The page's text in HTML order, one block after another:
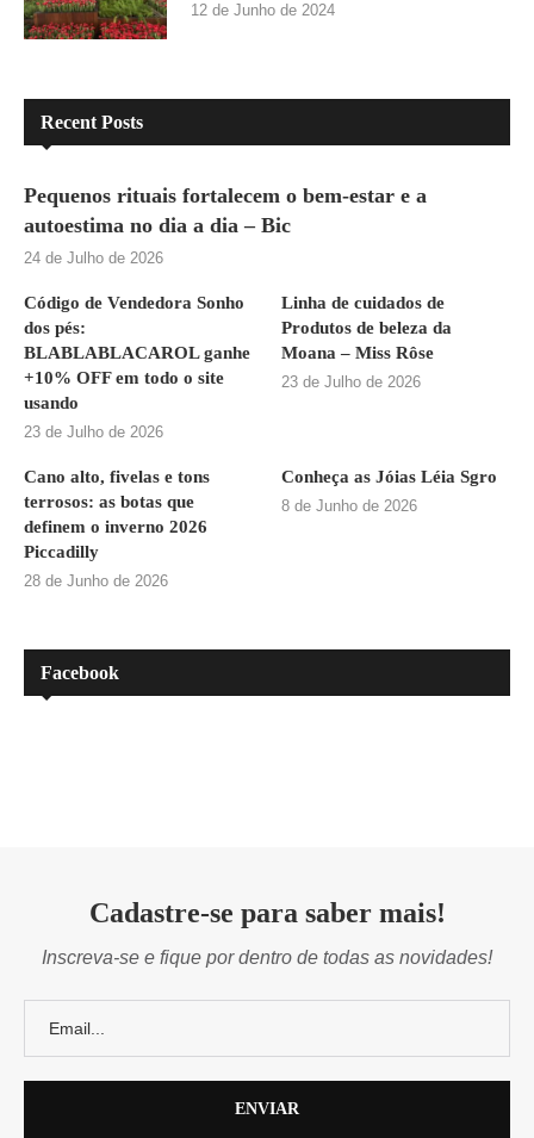
12 de Junho de 2024
Recent Posts
Pequenos rituais fortalecem o bem-estar e a
autoestima no dia a dia – Bic
24 de Julho de 2026
Código de Vendedora Sonho
dos pés:
BLABLABLACAROL ganhe
+10% OFF em todo o site
usando
23 de Julho de 2026
Linha de cuidados de
Produtos de beleza da
Moana – Miss Rôse
23 de Julho de 2026
Cano alto, fivelas e tons
terrosos: as botas que
definem o inverno 2026
Piccadilly
28 de Junho de 2026
Conheça as Jóias Léia Sgro
8 de Junho de 2026
Facebook
Cadastre-se para saber mais!
Inscreva-se e fique por dentro de todas as novidades!